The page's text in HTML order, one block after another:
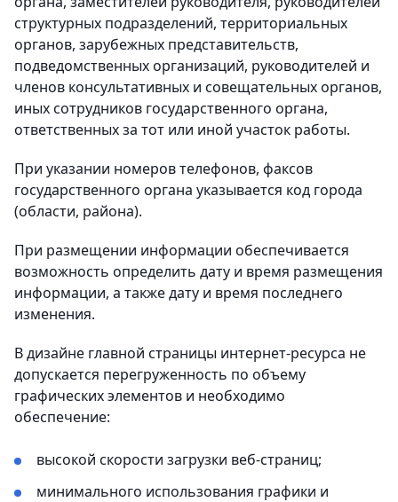
структурных подразделений, территориальных
органов, зарубежных представительств,
подведомственных организаций, руководителей и
членов консультативных и совещательных органов,
иных сотрудников государственного органа,
ответственных за тот или иной участок работы.
При указании номеров телефонов, факсов
государственного органа указывается код города
(области, района).
При размещении информации обеспечивается
возможность определить дату и время размещения
информации, а также дату и время последнего
изменения.
В дизайне главной страницы интернет-ресурса не
допускается перегруженность по объему
графических элементов и необходимо
обеспечение:
высокой скорости загрузки веб-страниц;
минимального использования графики и